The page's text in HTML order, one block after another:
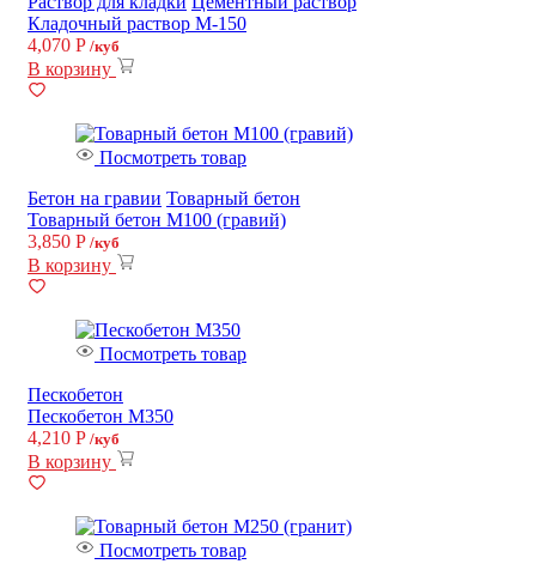
Кладочный раствор М-150
4,070 Р /куб
В корзину
Посмотреть товар
Бетон на гравии Товарный бетон
Товарный бетон М100 (гравий)
3,850 Р /куб
В корзину
Посмотреть товар
Пескобетон
Пескобетон М350
4,210 Р /куб
В корзину
Посмотреть товар